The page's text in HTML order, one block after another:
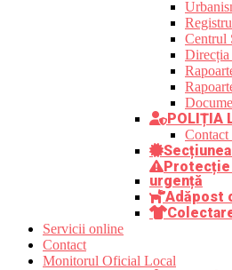
Centrul
Direcția
POLIȚIA
Protecție
urgență
Adăpost
Servicii online
Contact
Monitorul Oficial Local